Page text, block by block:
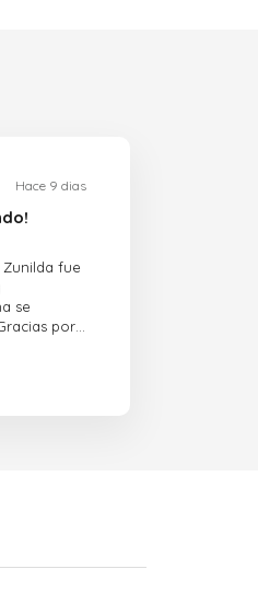
Hace 9 dias
Zunilda fue
se
por